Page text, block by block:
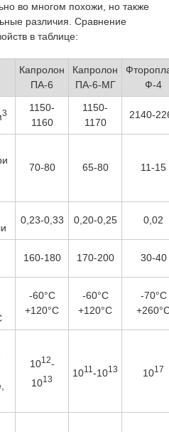
во многом похожи, но также
различия. Сравнение
в таблице:
Капролон
ПА-6
Капролон
ПА-6-МГ
Ф-4
3
1150-
1160
1150-
1170
2140-
70-80 65-80 11-15
0,23-0,33 0,20-0,25 0,02
160-180 170-200 30-40
-60°C
+120°C
-60°C
+120°C
-70°C
1012-
1013
1011 -1013 1017